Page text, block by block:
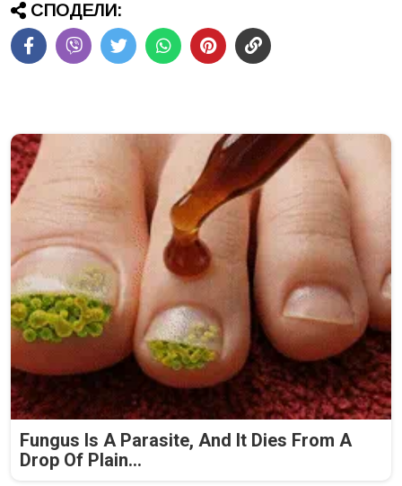
СПОДЕЛИ:
Fungus Is A Parasite, And It Dies From A
Drop Of Plain...